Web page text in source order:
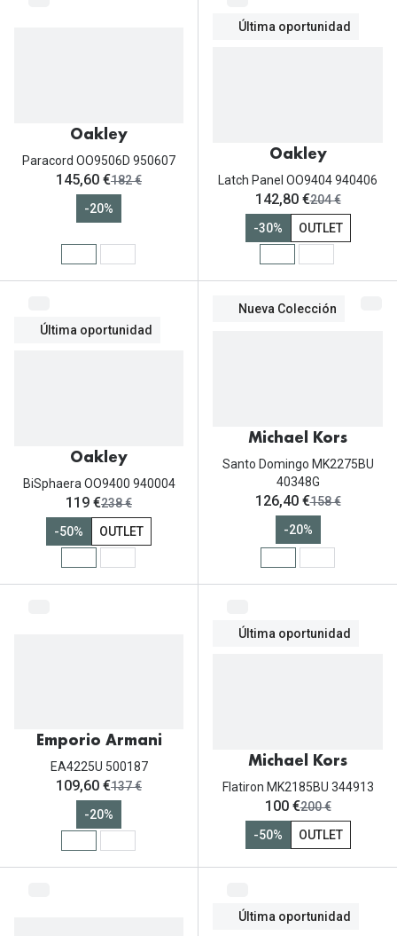
Oakley
Paracord OO9506D 950607
ahora:
145,60 €antes:
182 €
-20%
Última oportunidad
Oakley
Latch Panel OO9404 940406
ahora:
142,80 €antes:
204 €
-30%
OUTLET
Última oportunidad
Oakley
BiSphaera OO9400 940004
ahora:
119 €antes:
238 €
-50%
OUTLET
Nueva Colección
Michael Kors
Santo Domingo MK2275BU
40348G
ahora:
126,40 €antes:
158 €
-20%
Emporio Armani
EA4225U 500187
ahora:
109,60 €antes:
137 €
-20%
Última oportunidad
Michael Kors
Flatiron MK2185BU 344913
ahora:
100 €antes:
200 €
-50%
OUTLET
Última oportunidad